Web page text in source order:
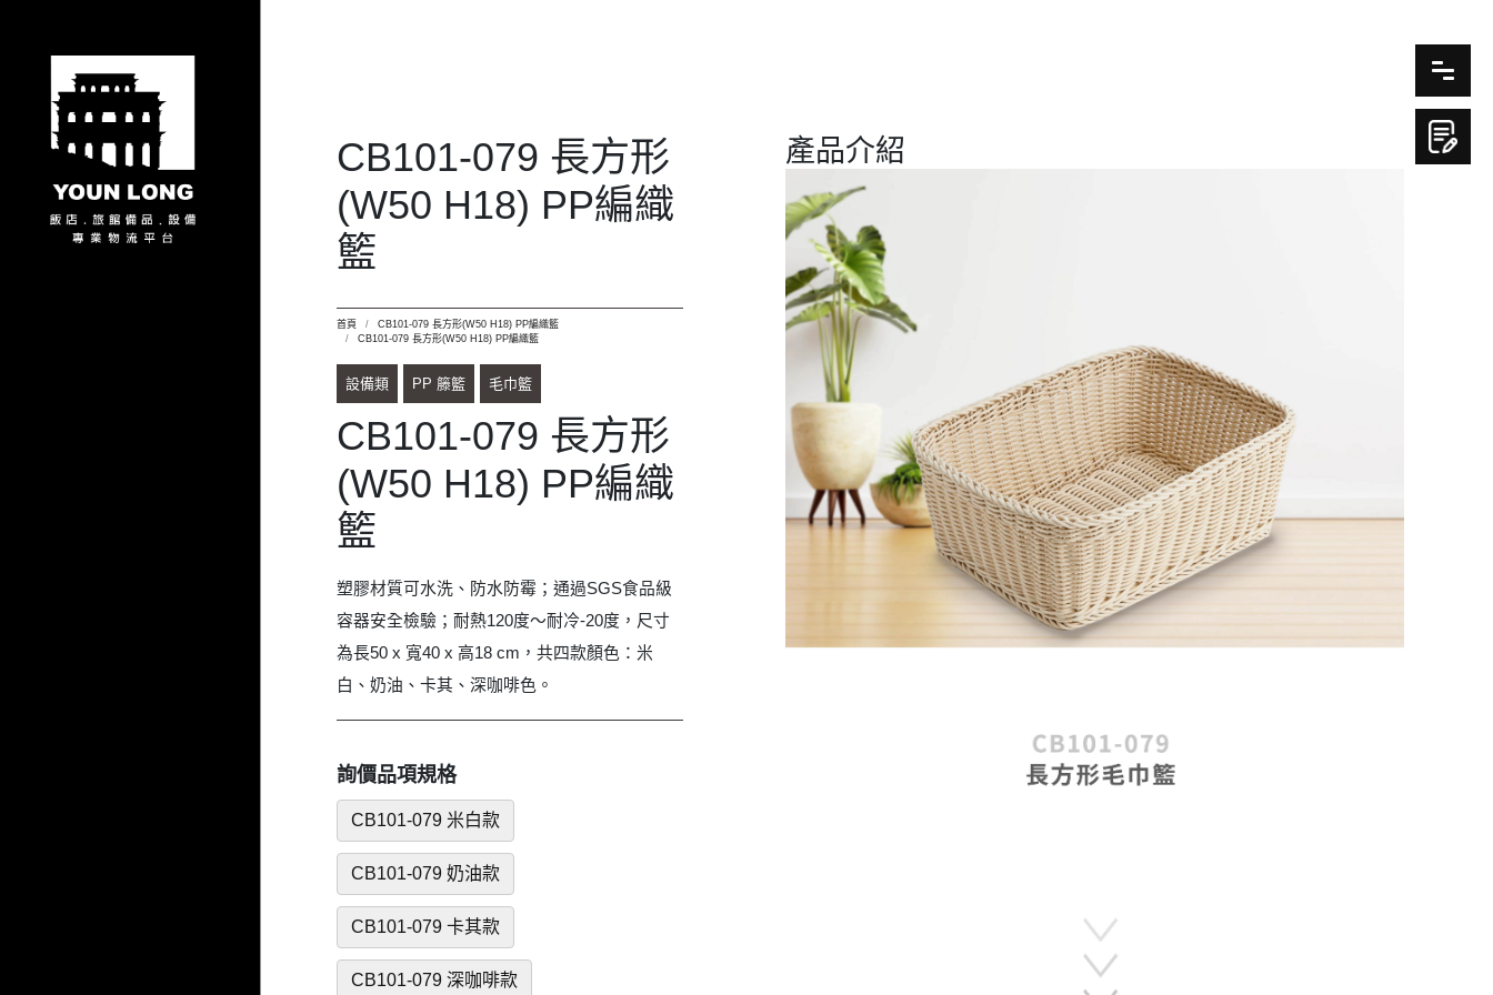
CB101-079 長方形
(W50 H18) PP編織
籃
首頁
CB101-079 長方形(W50 H18) PP編織籃
CB101-079 長方形(W50 H18) PP編織籃
設備類 PP 籐籃 毛巾籃
CB101-079 長方形
(W50 H18) PP編織
籃
塑膠材質可水洗、防水防霉；通過SGS食品級
容器安全檢驗；耐熱120度～耐冷-20度，尺寸
為長50 x 寬40 x 高18 cm，共四款顏色：米
白、奶油、卡其、深咖啡色。
詢價品項規格
CB101-079 米白款
CB101-079 奶油款
CB101-079 卡其款
CB101-079 深咖啡款
產品介紹